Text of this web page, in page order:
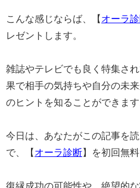
こんな感じならば、【 オーラ
レゼントします。
雑誌やテレビでも良く特集さ
果で相手の気持ちや自分の未
のヒントを知ることができます
今日は、あなたがこの記事を
で、【 オーラ診断】を初回無
復縁成功の可能性や、絶望的